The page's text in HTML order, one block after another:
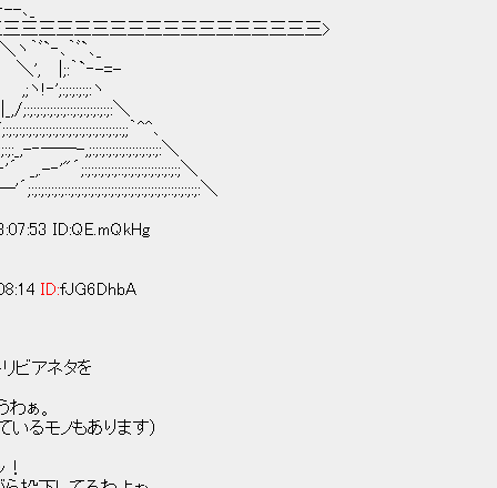
､_
三三三三三三三三三三三三三三三>
ﾞ`‐､｀ﾞ`､_
| ＼', |;:｀`‐-=-
ヽ!‐';:;:;:;:;:ヽ
＼
｀^^､
,;:;:;:;:;:;:;:;:;:;:;:＼
‐'"´;:;:;:;:;:;::;:;:;:;:;:;:;:;:;＼
＼
ID:QE.mQkHg
ID:fJG6DhbA
ネタを
。
モノもあります）